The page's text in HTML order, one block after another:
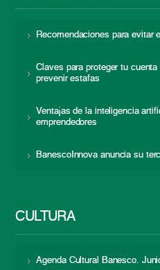
Recomendaciones para evitar
Claves para proteger tu
prevenir estafas
Ventajas de la inteligencia
emprendedores
BanescoInnova anuncia su
CULTURA
Agenda Cultural Banesco.